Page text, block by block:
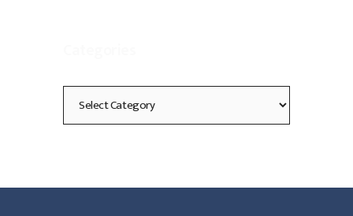
Categories